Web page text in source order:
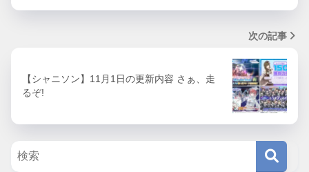
次の記事
【シャニソン】11月1日の更新内容 さぁ、走
るぞ!